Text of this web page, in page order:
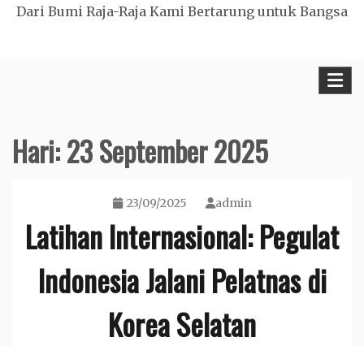
Dari Bumi Raja-Raja Kami Bertarung untuk Bangsa
Hari:23 September 2025
23/09/2025 admin
Latihan Internasional: Pegulat
Indonesia Jalani Pelatnas di
Korea Selatan